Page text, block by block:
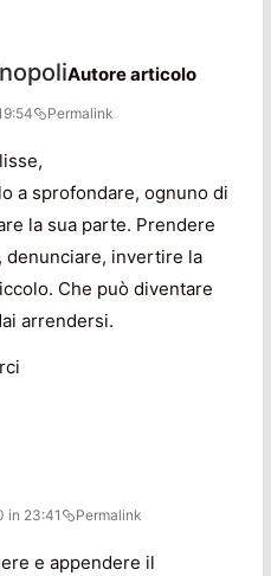
Autore articolo
Permalink
a sprofondare, ognuno di
la sua parte. Prendere
denunciare, invertire la
Che può diventare
arrendersi.
in 23:41 Permalink
e appendere il